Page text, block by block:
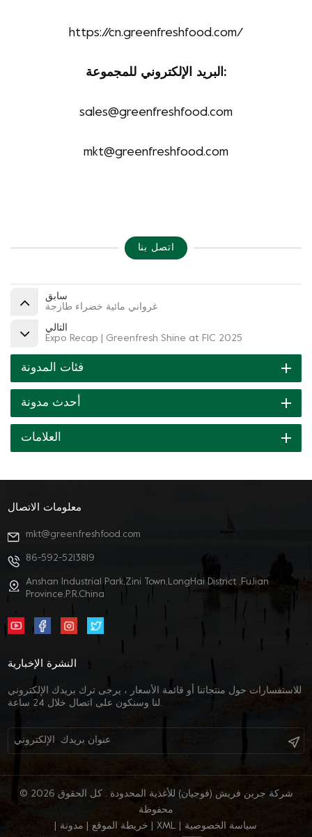
https://cn.greenfreshfood.com/
البريد الإلكتروني للمجموعة:
sales@greenfreshfood.com
mkt@greenfreshfood.com
اتصل بنا
سابق
غرواني مائية خضراء طازجة
التالي
Expo Recap | Greenfresh Shine at FIC​ 2025
فئات المدونة
أحدث مدونة
العلامات
معلومات الاتصال
mkt@greenfreshfood.com
86-592-5213819
Anshan Industrial Park,Zini Town,LongHai District ,FuJian
Province,P.R.China
النشرة الإخبارية
للاستفسارات حول منتجاتنا أو قائمة الأسعار ، يرجى ترك بريدك الإلكتروني
لنا وسنكون على اتصال خلال 24 ساعة.
© 2026 شركة جرين فريش (فوجيان) للأغذية المحدودة . كل الحقوق
محفوظة
مدونة خريطة الموقع XML سياسة الخصوصية